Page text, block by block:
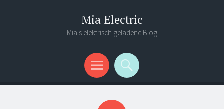
Mia Electric
Mia's elektrisch geladene Blog
Menü
Suchen